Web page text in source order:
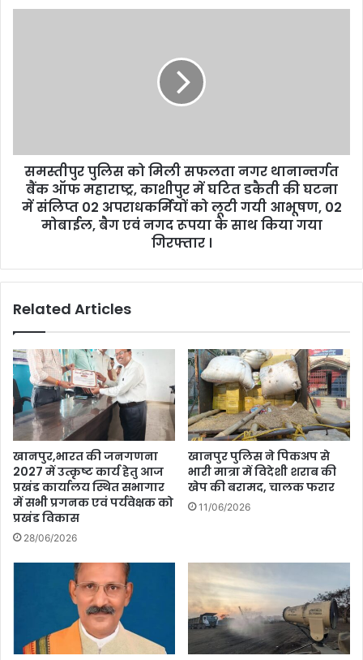
ऑफ
महाराष्ट्र,
काशीपुर
घटना
संलिप्त
को
लूटी
गयी
आभूषण,
02
मोबाईल,
बैग
एवं
नगद
रूपया
साथ
किया
समस्तीपुर पुलिस को मिली सफलता नगर थानान्तर्गत
बैंक ऑफ महाराष्ट्र, काशीपुर में घटित डकैती की घटना
में संलिप्त 02 अपराधकर्मियों को लूटी गयी आभूषण, 02
मोबाईल, बैग एवं नगद रूपया के साथ किया गया
गिरफ्तार ।
Related Articles
खानपुर,भारत की जनगणना
2027 में उत्कृष्ट कार्य हेतु आज
प्रखंड कार्यालय स्थित सभागार
में सभी प्रगनक एवं पर्यवेक्षक को
प्रखंड विकास
28/06/2026
खानपुर पुलिस ने पिकअप से
भारी मात्रा में विदेशी शराब की
खेप की बरामद, चालक फरार
11/06/2026